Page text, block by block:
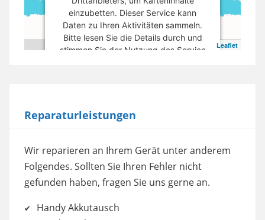
Leaflet
einzubetten. Dieser Service kann
Daten zu Ihren Aktivitäten sammeln.
Bitte lesen Sie die Details durch und
stimmen Sie der Nutzung des Service
Akzeptieren
powered by
Usercentrics Consent
Reparaturleistungen
Wir reparieren an Ihrem Gerät unter anderem
Folgendes. Sollten Sie Ihren Fehler nicht
gefunden haben, fragen Sie uns gerne an.
Handy Akkutausch